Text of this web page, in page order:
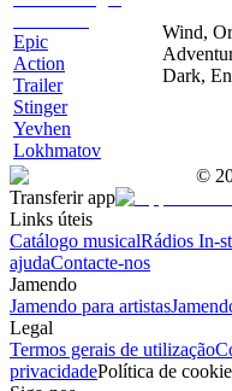
Epic
Action
Trailer
Stinger
Yevhen
Lokhmatov
Wind,
Dark,
©
Transferir app
Links úteis
Catálogo musicalRádios In-
ajudaContacte-nos
Jamendo
Jamendo para artistas
Legal
Termos gerais de utilização
privacidadePolítica de